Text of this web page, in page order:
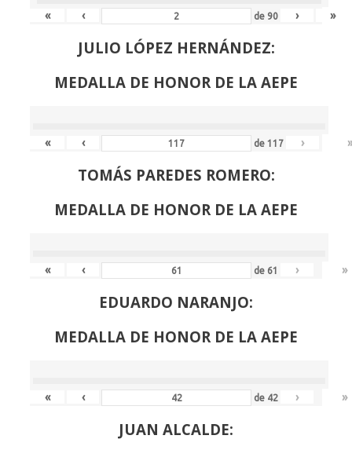
« ‹ de 90 › »
JULIO LÓPEZ HERNÁNDEZ:
MEDALLA DE HONOR DE LA AEPE
« ‹ de117 ›
TOMÁS PAREDES ROMERO:
MEDALLA DE HONOR DE LA AEPE
« ‹ de 61 › »
EDUARDO NARANJO:
MEDALLA DE HONOR DE LA AEPE
« ‹ de 42 › »
JUAN ALCALDE: